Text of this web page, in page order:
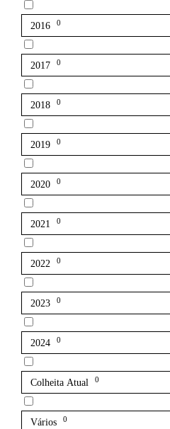
2016 0
2017 0
2018 0
2019 0
2020 0
2021 0
2022 0
2023 0
2024 0
Colheita Atual 0
Vários 0